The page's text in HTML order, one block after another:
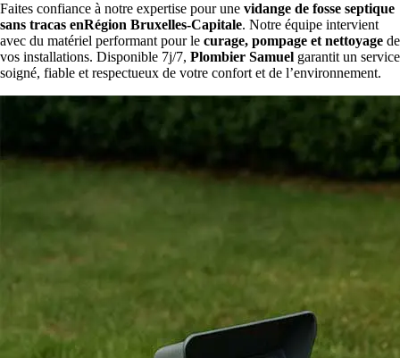
Faites confiance à notre expertise pour une vidange de fosse septique
sans tracas enRégion Bruxelles-Capitale. Notre équipe intervient
avec du matériel performant pour le curage, pompage et nettoyage de
vos installations. Disponible 7j/7, Plombier Samuel garantit un service
soigné, fiable et respectueux de votre confort et de l’environnement.